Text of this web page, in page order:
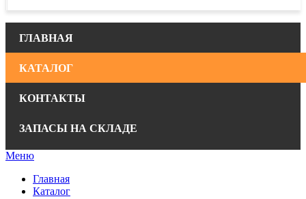
ГЛАВНАЯ
КАТАЛОГ
КОНТАКТЫ
ЗАПАСЫ НА СКЛАДЕ
Меню
Главная
Каталог